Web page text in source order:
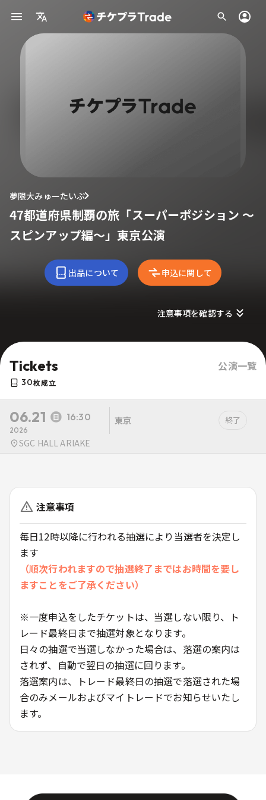
夢限大みゅーたいぷ
47都道府県制覇の旅「スーパーポジション 〜
スピンアップ編〜」東京公演
出品について 申込に関して
注意事項を確認する
Tickets 公演一覧
30枚成立
06.21 16:30
2026
東京 終了
SGC HALL ARIAKE
注意事項
毎日12時以降に行われる抽選により当選者を決定し
ます
（順次行われますので抽選終了まではお時間を要し
ますことをご了承ください）
※一度申込をしたチケットは、当選しない限り、ト
レード最終日まで抽選対象となります。
日々の抽選で当選しなかった場合は、落選の案内は
されず、自動で翌日の抽選に回ります。
落選案内は、トレード最終日の抽選で落選された場
合のみメールおよびマイトレードでお知らせいたし
ます。